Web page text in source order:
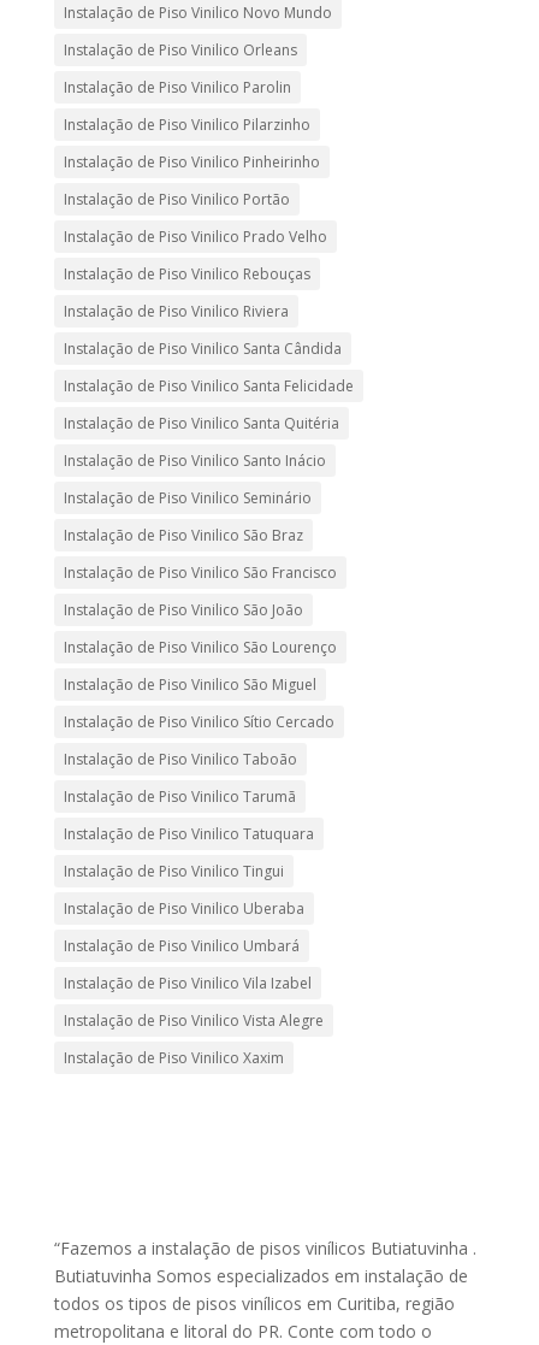
Instalação de Piso Vinilico Novo Mundo
Instalação de Piso Vinilico Orleans
Instalação de Piso Vinilico Parolin
Instalação de Piso Vinilico Pilarzinho
Instalação de Piso Vinilico Pinheirinho
Instalação de Piso Vinilico Portão
Instalação de Piso Vinilico Prado Velho
Instalação de Piso Vinilico Rebouças
Instalação de Piso Vinilico Riviera
Instalação de Piso Vinilico Santa Cândida
Instalação de Piso Vinilico Santa Felicidade
Instalação de Piso Vinilico Santa Quitéria
Instalação de Piso Vinilico Santo Inácio
Instalação de Piso Vinilico Seminário
Instalação de Piso Vinilico São Braz
Instalação de Piso Vinilico São Francisco
Instalação de Piso Vinilico São João
Instalação de Piso Vinilico São Lourenço
Instalação de Piso Vinilico São Miguel
Instalação de Piso Vinilico Sítio Cercado
Instalação de Piso Vinilico Taboão
Instalação de Piso Vinilico Tarumã
Instalação de Piso Vinilico Tatuquara
Instalação de Piso Vinilico Tingui
Instalação de Piso Vinilico Uberaba
Instalação de Piso Vinilico Umbará
Instalação de Piso Vinilico Vila Izabel
Instalação de Piso Vinilico Vista Alegre
Instalação de Piso Vinilico Xaxim
“Fazemos a instalação de pisos vinílicos Butiatuvinha .
Butiatuvinha Somos especializados em instalação de
todos os tipos de pisos vinílicos em Curitiba, região
metropolitana e litoral do PR. Conte com todo o